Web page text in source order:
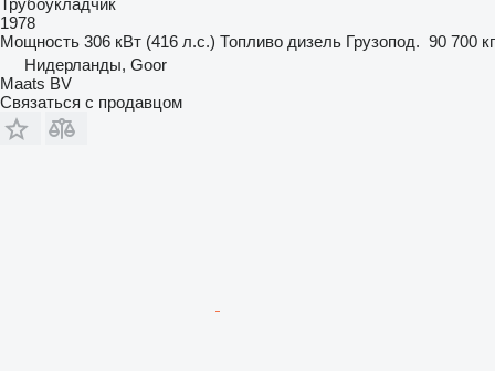
1978
Мощность 306 кВт (416 л.с.) Топливо дизель Грузопод. 90 700 кг
Нидерланды, Goor
Maats BV
Связаться с продавцом